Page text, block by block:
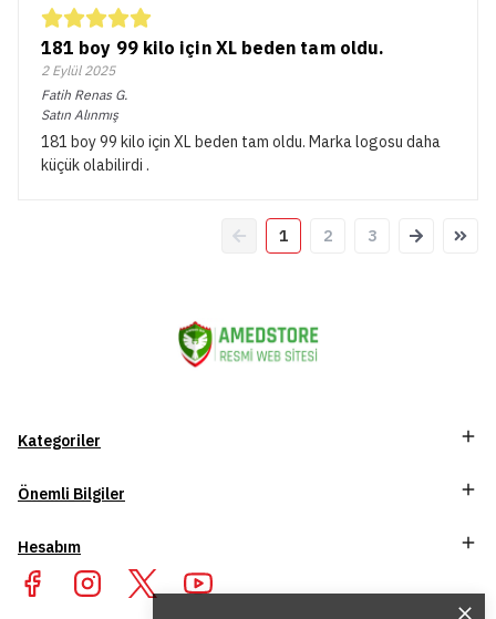
181 boy 99 kilo için XL beden tam oldu.
2 Eylül 2025
Fatih Renas G.
Satın Alınmış
181 boy 99 kilo için XL beden tam oldu. Marka logosu daha
küçük olabilirdi .
1 2 3
Kategoriler
Önemli Bilgiler
Hesabım